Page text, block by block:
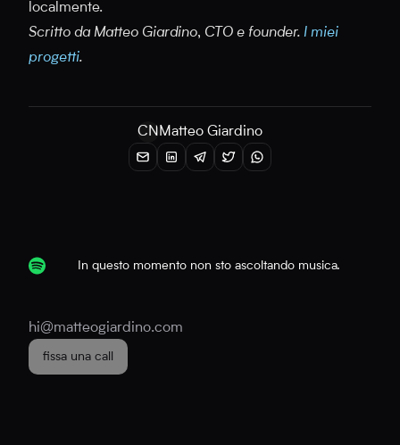
localmente.
Scritto da Matteo Giardino, CTO e founder. I miei
progetti.
CNMatteo Giardino
In questo momento non sto ascoltando musica.
hi@matteogiardino.com
fissa una call